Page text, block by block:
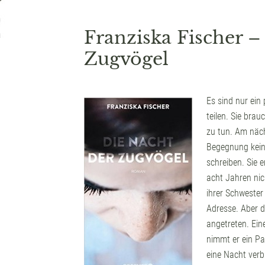
Franziska Fischer
Zugvögel
Es sind nur ein
teilen. Sie
zu tun. Am
Begegnung
schreiben. Sie
acht Jahren
ihrer
Adresse. Aber
angetreten.
nimmt er ein
eine Nacht